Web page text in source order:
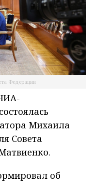
Федерации
Михаила
Совета
об